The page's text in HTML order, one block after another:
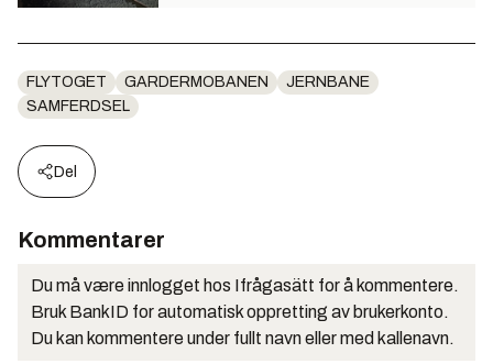
FLYTOGET GARDERMOBANEN
JERNBANE
SAMFERDSEL
Del
Kommentarer
Du må være innlogget hos Ifrågasätt for å kommentere.
Bruk BankID for automatisk oppretting av brukerkonto.
Du kan kommentere under fullt navn eller med kallenavn.